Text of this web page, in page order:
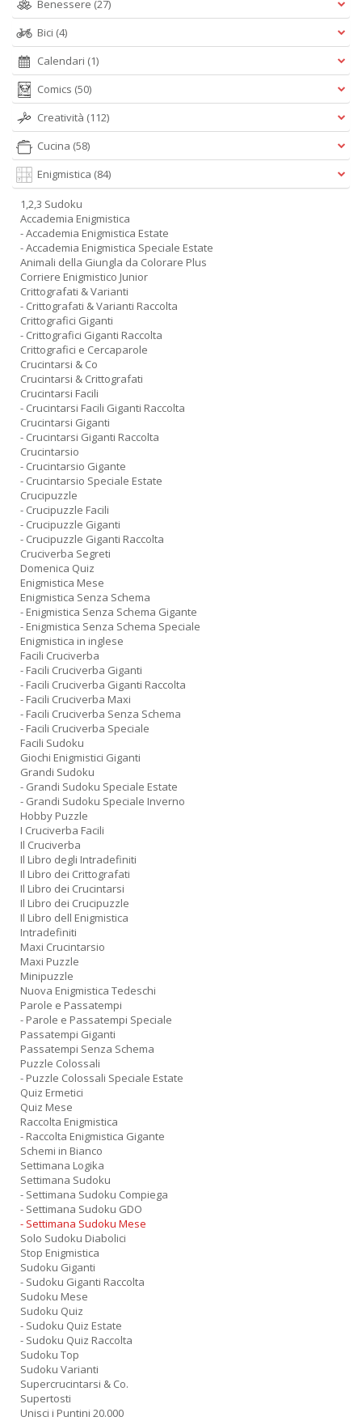
Benessere (27)
Bici (4)
Calendari (1)
Comics (50)
Creatività (112)
Cucina (58)
Enigmistica (84)
1,2,3 Sudoku
Accademia Enigmistica
- Accademia Enigmistica Estate
- Accademia Enigmistica Speciale Estate
Animali della Giungla da Colorare Plus
Corriere Enigmistico Junior
Crittografati & Varianti
- Crittografati & Varianti Raccolta
Crittografici Giganti
- Crittografici Giganti Raccolta
Crittografici e Cercaparole
Crucintarsi & Co
Crucintarsi & Crittografati
Crucintarsi Facili
- Crucintarsi Facili Giganti Raccolta
Crucintarsi Giganti
- Crucintarsi Giganti Raccolta
Crucintarsio
- Crucintarsio Gigante
- Crucintarsio Speciale Estate
Crucipuzzle
- Crucipuzzle Facili
- Crucipuzzle Giganti
- Crucipuzzle Giganti Raccolta
Cruciverba Segreti
Domenica Quiz
Enigmistica Mese
Enigmistica Senza Schema
- Enigmistica Senza Schema Gigante
- Enigmistica Senza Schema Speciale
Enigmistica in inglese
Facili Cruciverba
- Facili Cruciverba Giganti
- Facili Cruciverba Giganti Raccolta
- Facili Cruciverba Maxi
- Facili Cruciverba Senza Schema
- Facili Cruciverba Speciale
Facili Sudoku
Giochi Enigmistici Giganti
Grandi Sudoku
- Grandi Sudoku Speciale Estate
- Grandi Sudoku Speciale Inverno
Hobby Puzzle
I Cruciverba Facili
Il Cruciverba
Il Libro degli Intradefiniti
Il Libro dei Crittografati
Il Libro dei Crucintarsi
Il Libro dei Crucipuzzle
Il Libro dell Enigmistica
Intradefiniti
Maxi Crucintarsio
Maxi Puzzle
Minipuzzle
Nuova Enigmistica Tedeschi
Parole e Passatempi
- Parole e Passatempi Speciale
Passatempi Giganti
Passatempi Senza Schema
Puzzle Colossali
- Puzzle Colossali Speciale Estate
Quiz Ermetici
Quiz Mese
Raccolta Enigmistica
- Raccolta Enigmistica Gigante
Schemi in Bianco
Settimana Logika
Settimana Sudoku
- Settimana Sudoku Compiega
- Settimana Sudoku GDO
- Settimana Sudoku Mese
Solo Sudoku Diabolici
Stop Enigmistica
Sudoku Giganti
- Sudoku Giganti Raccolta
Sudoku Mese
Sudoku Quiz
- Sudoku Quiz Estate
- Sudoku Quiz Raccolta
Sudoku Top
Sudoku Varianti
Supercrucintarsi & Co.
Supertosti
Unisci i Puntini 20.000